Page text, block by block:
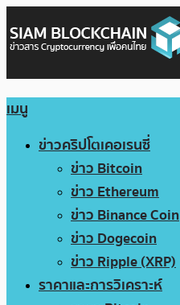
เมนู
ข่าวคริปโตเคอเรนซี่
ข่าว Bitcoin
ข่าว Ethereum
ข่าว Binance Coin
ข่าว Dogecoin
ข่าว Ripple (XRP)
ราคาและการวิเคราะห์